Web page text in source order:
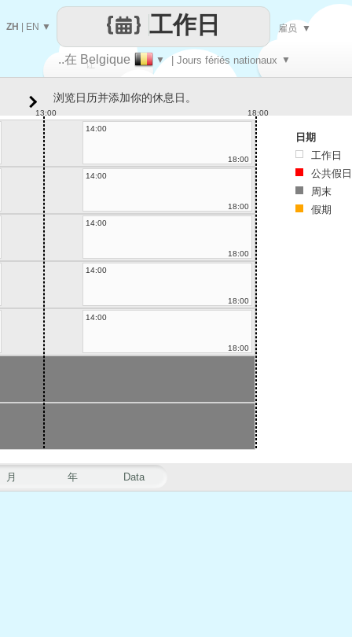
让
每一天
..在 Belgique ▼ | Jours fériés nationaux ▼
工作日
ZH EN ▼ 雇员 ▼
月 年 Data
浏览日历并添加你的休息日。
13:00
18:00
14:00
18:00
14:00
18:00
14:00
18:00
14:00
18:00
14:00
18:00
日期
工作日
公共假日
周末
假期